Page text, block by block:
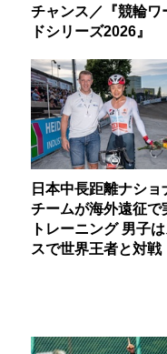
チャンス／『競輪ワ
ドシリーズ2026』
日本中長距離ナショ
チームが海外遠征で
トレーニング 男子
スで世界王者と対戦